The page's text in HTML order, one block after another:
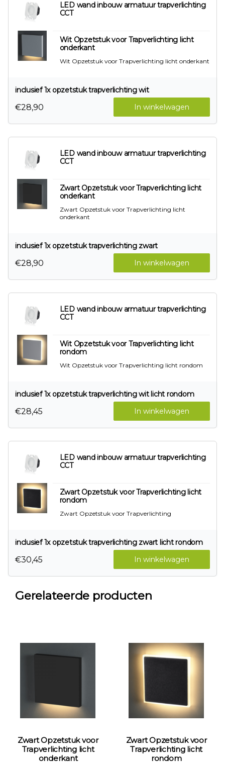
LED wand inbouw armatuur trapverlichting
CCT
Wit Opzetstuk voor Trapverlichting licht
onderkant
Wit Opzetstuk voor Trapverlichting licht onderkant
inclusief 1x opzetstuk trapverlichting wit
In winkelwagen
€28,90
LED wand inbouw armatuur trapverlichting
CCT
Zwart Opzetstuk voor Trapverlichting licht
onderkant
Zwart Opzetstuk voor Trapverlichting licht
onderkant
inclusief 1x opzetstuk trapverlichting zwart
In winkelwagen
€28,90
LED wand inbouw armatuur trapverlichting
CCT
Wit Opzetstuk voor Trapverlichting licht
rondom
Wit Opzetstuk voor Trapverlichting licht rondom
inclusief 1x opzetstuk trapverlichting wit licht rondom
In winkelwagen
€28,45
LED wand inbouw armatuur trapverlichting
CCT
Zwart Opzetstuk voor Trapverlichting licht
rondom
Zwart Opzetstuk voor Trapverlichting
inclusief 1x opzetstuk trapverlichting zwart licht rondom
In winkelwagen
€30,45
Gerelateerde producten
Zwart Opzetstuk voor
Trapverlichting licht
onderkant
Zwart Opzetstuk voor
Trapverlichting licht
rondom